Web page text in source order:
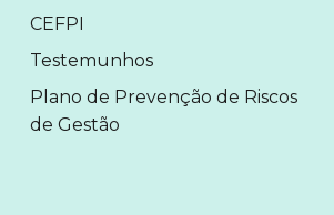
CEFPI
Testemunhos
Plano de Prevenção de Riscos
de Gestão